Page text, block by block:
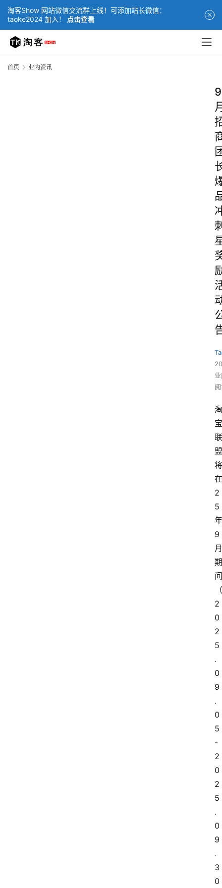
淘客Show 网站微信交流群上线！可添加站长微信：
taoke2024 加入！
点击查看
首页 业内资讯
9
淘
宝
联
盟
将
在
2
5
年
9
月
期
间
（
2
0
2
5
.
0
9
.
0
5
-
2
0
2
5
.
0
9
.
3
0